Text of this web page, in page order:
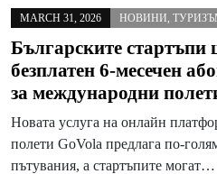
MARCH 31, 2026 НОВИНИ
Българските стартъпи
безплатен 6-месечен
за международни
Новата услуга на онлайн
полети GoVola предлага по-
пътувания, а стартъпите могат…